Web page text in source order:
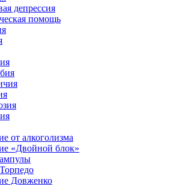
депрессия
помощь
от алкоголизма
«Двойной блок»
Довженко